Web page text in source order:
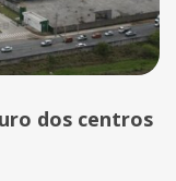
dos centros